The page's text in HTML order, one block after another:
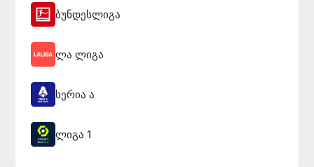
ბუნდესლიგა
ლა ლიგა
სერია ა
ლიგა 1